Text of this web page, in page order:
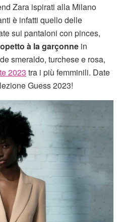
Zara ispirati alla Milano
è infatti quello delle
sui pantaloni con pinces,
à la garçonne in
smeraldo, turchese e rosa,
2023 tra i più femminili. Date
Guess 2023!